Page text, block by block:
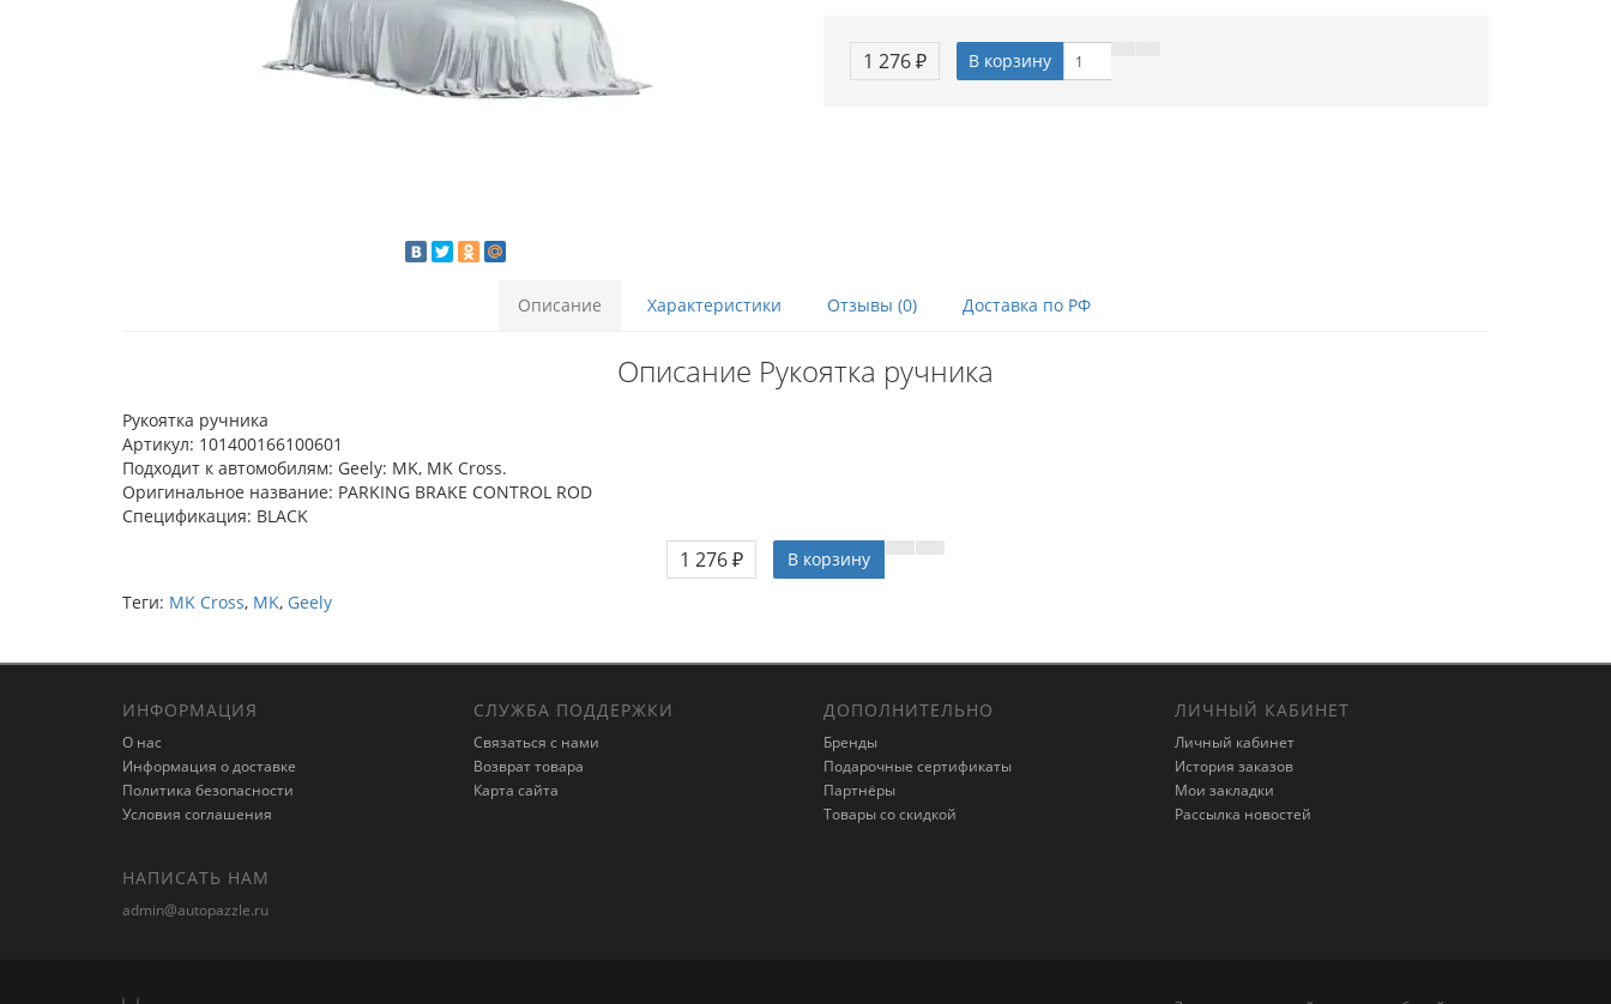
1 276 ₽ В корзину
Описание Характеристики Отзывы (0) Доставка по РФ
Описание Рукоятка ручника
Рукоятка ручника
Артикул: 101400166100601
Подходит к автомобилям: Geely: MK, MK Cross.
Оригинальное название: PARKING BRAKE CONTROL ROD
Спецификация: BLACK
1 276 ₽
В корзину
Теги: MK Cross, MK, Geely
ИНФОРМАЦИЯ
О нас
Информация о доставке
Политика безопасности
Условия соглашения
СЛУЖБА ПОДДЕРЖКИ
Связаться с нами
Возврат товара
Карта сайта
ДОПОЛНИТЕЛЬНО
Бренды
Подарочные сертификаты
Партнёры
Товары со скидкой
ЛИЧНЫЙ КАБИНЕТ
Личный кабинет
История заказов
Мои закладки
Рассылка новостей
НАПИСАТЬ НАМ
admin@autopazzle.ru